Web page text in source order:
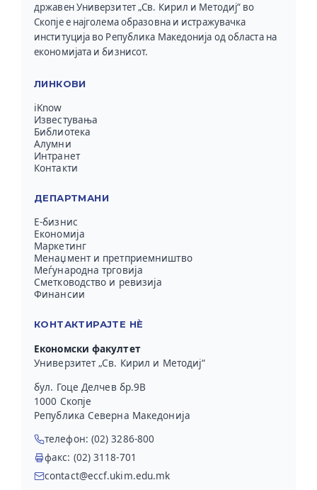
државен Универзитет „Св. Кирил и Методиј“ во
Скопје е најголема образовна и истражувачка
институција во Република Македонија од областа на
економијата и бизнисот.
ЛИНКОВИ
iKnow
Известувања
Библиотека
Алумни
Интранет
Контакти
ДЕПАРТМАНИ
Е-бизнис
Економија
Маркетинг
Менаџмент и претприемништво
Меѓународна трговија
Сметководство и ревизија
Финансии
КОНТАКТИРАЈТЕ НЀ
Економски факултет
Универзитет „Св. Кирил и Методиј“
бул. Гоце Делчев бр.9В
1000 Скопје
Република Северна Македонија
телефон: (02) 3286-800
факс: (02) 3118-701
contact@eccf.ukim.edu.mk